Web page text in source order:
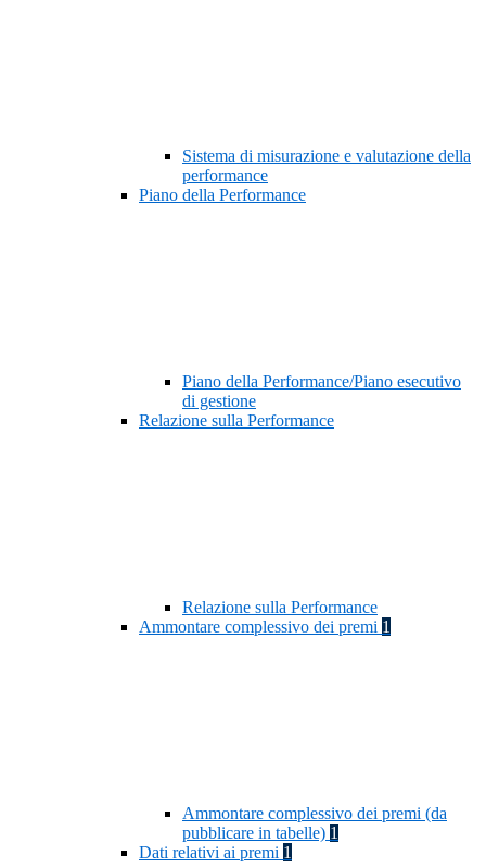
Sistema di misurazione e valutazione della
performance
Piano della Performance
Piano della Performance/Piano esecutivo
di gestione
Relazione sulla Performance
Relazione sulla Performance
Ammontare complessivo dei premi 1
Ammontare complessivo dei premi (da
pubblicare in tabelle) 1
Dati relativi ai premi 1